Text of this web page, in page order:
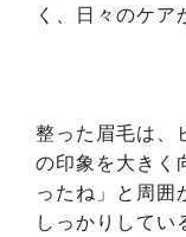
く、日々のケア
整った眉毛は、
の印象を大きく
ったね」と周囲
しっかりして